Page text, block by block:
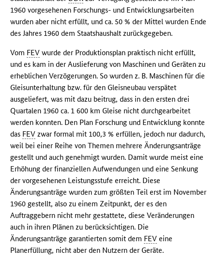
1960 vorgesehenen Forschungs- und Entwicklungsarbeiten
wurden aber nicht erfüllt, und ca. 50 % der Mittel wurden Ende
des Jahres 1960 dem Staatshaushalt zurückgegeben.
Vom FEV wurde der Produktionsplan praktisch nicht erfüllt,
und es kam in der Auslieferung von Maschinen und Geräten zu
erheblichen Verzögerungen. So wurden z. B. Maschinen für die
Gleisunterhaltung bzw. für den Gleisneubau verspätet
ausgeliefert, was mit dazu beitrug, dass in den ersten drei
Quartalen 1960 ca. 1 600 km Gleise nicht durchgearbeitet
werden konnten. Den Plan Forschung und Entwicklung konnte
das FEV zwar formal mit 100,3 % erfüllen, jedoch nur dadurch,
weil bei einer Reihe von Themen mehrere Änderungsanträge
gestellt und auch genehmigt wurden. Damit wurde meist eine
Erhöhung der finanziellen Aufwendungen und eine Senkung
der vorgesehenen Leistungsstufe erreicht. Diese
Änderungsanträge wurden zum größten Teil erst im November
1960 gestellt, also zu einem Zeitpunkt, der es den
Auftraggebern nicht mehr gestattete, diese Veränderungen
auch in ihren Plänen zu berücksichtigen. Die
Änderungsanträge garantierten somit dem FEV eine
Planerfüllung, nicht aber den Nutzern der Geräte.